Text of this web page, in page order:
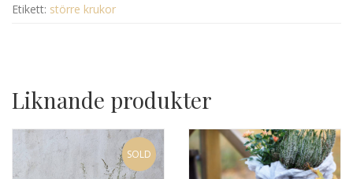
Etikett: större krukor
Liknande produkter
SOLD